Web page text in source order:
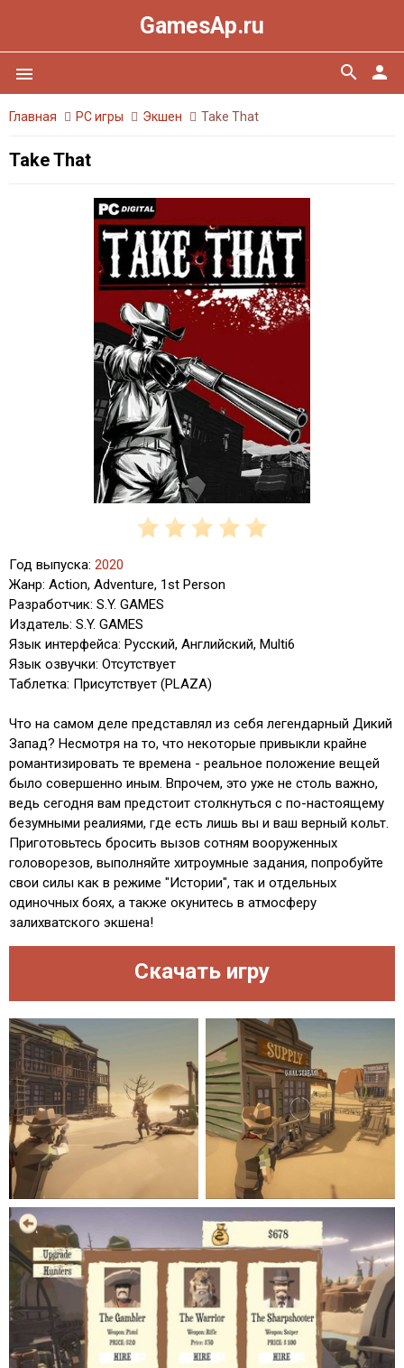
GamesAp.ru
menu person
search
Главная PC игры Экшен Take That
Take That
Год выпуска: 2020
Жанр: Action, Adventure, 1st Person
Разработчик: S.Y. GAMES
Издатель: S.Y. GAMES
Язык интерфейса: Русский, Английский, Multi6
Язык озвучки: Отсутствует
Таблетка: Присутствует (PLAZA)
Что на самом деле представлял из себя легендарный Дикий
Запад? Несмотря на то, что некоторые привыкли крайне
романтизировать те времена - реальное положение вещей
было совершенно иным. Впрочем, это уже не столь важно,
ведь сегодня вам предстоит столкнуться с по-настоящему
безумными реалиями, где есть лишь вы и ваш верный кольт.
Приготовьтесь бросить вызов сотням вооруженных
головорезов, выполняйте хитроумные задания, попробуйте
свои силы как в режиме "Истории", так и отдельных
одиночных боях, а также окунитесь в атмосферу
залихватского экшена!
Скачать игру